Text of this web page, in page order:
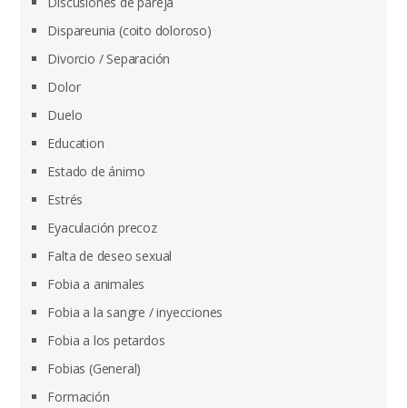
Dispareunia (coito doloroso)
Divorcio / Separación
Dolor
Duelo
Education
Estado de ánimo
Estrés
Eyaculación precoz
Falta de deseo sexual
Fobia a animales
Fobia a la sangre / inyecciones
Fobia a los petardos
Fobias (General)
Formación